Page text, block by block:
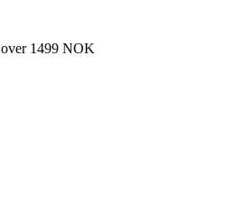
1499 NOK